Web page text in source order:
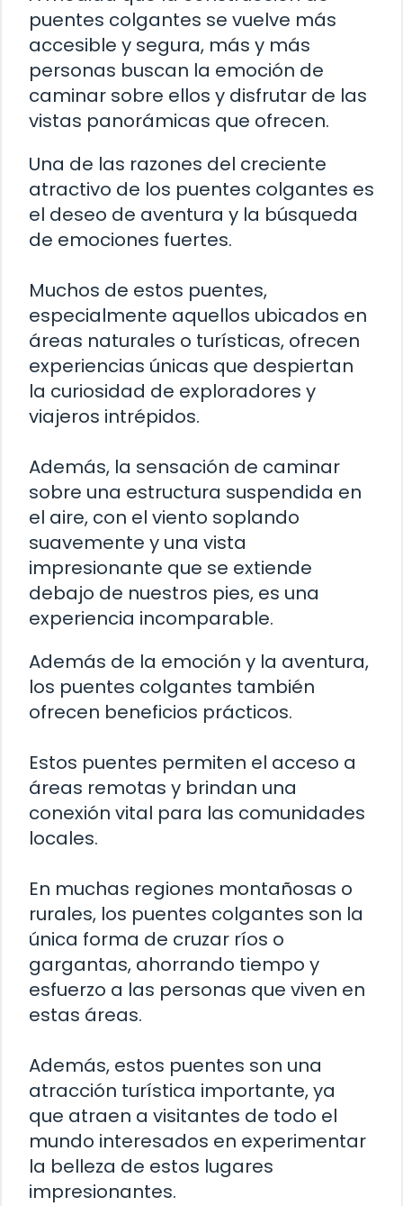
puentes colgantes se vuelve más
accesible y segura, más y más
personas buscan la emoción de
caminar sobre ellos y disfrutar de las
vistas panorámicas que ofrecen.
Una de las razones del creciente
atractivo de los puentes colgantes es
el deseo de aventura y la búsqueda
de emociones fuertes.
Muchos de estos puentes,
especialmente aquellos ubicados en
áreas naturales o turísticas, ofrecen
experiencias únicas que despiertan
la curiosidad de exploradores y
viajeros intrépidos.
Además, la sensación de caminar
sobre una estructura suspendida en
el aire, con el viento soplando
suavemente y una vista
impresionante que se extiende
debajo de nuestros pies, es una
experiencia incomparable.
Además de la emoción y la aventura,
los puentes colgantes también
ofrecen beneficios prácticos.
Estos puentes permiten el acceso a
áreas remotas y brindan una
conexión vital para las comunidades
locales.
En muchas regiones montañosas o
rurales, los puentes colgantes son la
única forma de cruzar ríos o
gargantas, ahorrando tiempo y
esfuerzo a las personas que viven en
estas áreas.
Además, estos puentes son una
atracción turística importante, ya
que atraen a visitantes de todo el
mundo interesados en experimentar
la belleza de estos lugares
impresionantes.